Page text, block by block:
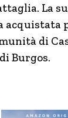
La
acquistata
di
Burgos.